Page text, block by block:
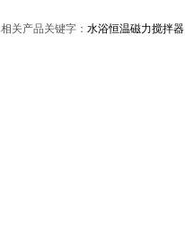
相关产品关键字： 水浴恒温磁力搅拌器